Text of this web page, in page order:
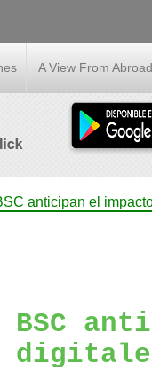
A View From Abroad
anticipan el
BSC